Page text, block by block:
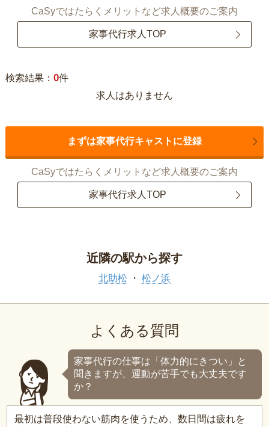
CaSyではたらくメリットなど求人概要のご案内
家事代行求人TOP
検索結果： 0件
求人はありません
まずは家事代行キャストに登録
CaSyではたらくメリットなど求人概要のご案内
家事代行求人TOP
近隣の駅から探す
北助松 松ノ浜
よくある質問
家事代行の仕事は「体力的にきつい」と
聞きますが、運動が苦手でも大丈夫です
か？
最初は普段使わない筋肉を使うため、数日間は疲れを